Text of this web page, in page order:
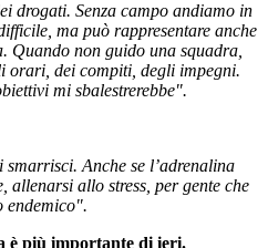
drogati. Senza campo andiamo in
ma può rappresentare anche
Quando non guido una squadra,
orari, dei compiti, degli impegni.
mi sbalestrerebbe".
Anche se l’adrenalina
allo stress, per gente che
endemico".
è più importante di ieri.